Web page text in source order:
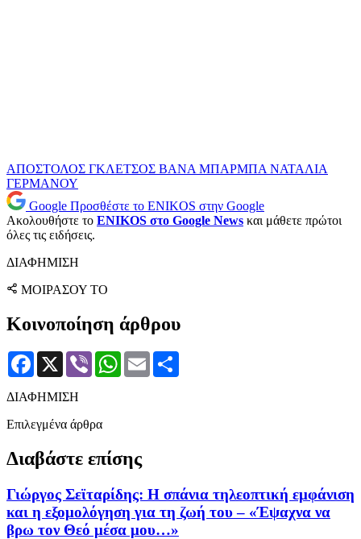
ΑΠΟΣΤΟΛΟΣ ΓΚΛΕΤΣΟΣ ΒΑΝΑ ΜΠΑΡΜΠΑ ΝΑΤΑΛΙΑ
ΓΕΡΜΑΝΟΥ
Google Προσθέστε το ENIKOS στην Google
Ακολουθήστε το ENIKOS στο Google News και μάθετε πρώτοι
όλες τις ειδήσεις.
ΔΙΑΦΗΜΙΣΗ
ΜΟΙΡΑΣΟΥ ΤΟ
Κοινοποίηση άρθρου
Facebook
X Viber WhatsApp
Email
ΔΙΑΦΗΜΙΣΗ
Επιλεγμένα άρθρα
Διαβάστε επίσης
Γιώργος Σεϊταρίδης: Η σπάνια τηλεοπτική εμφάνιση
και η εξομολόγηση για τη ζωή του – «Έψαχνα να
βρω τον Θεό μέσα μου…»